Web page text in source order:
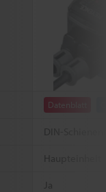
Datenblatt
DIN-
Haupteinheit
Ja